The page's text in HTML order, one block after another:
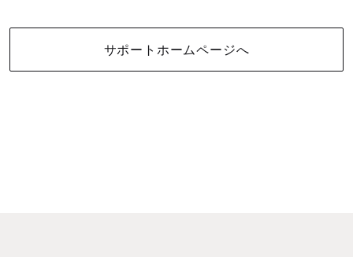
サポートホームページへ